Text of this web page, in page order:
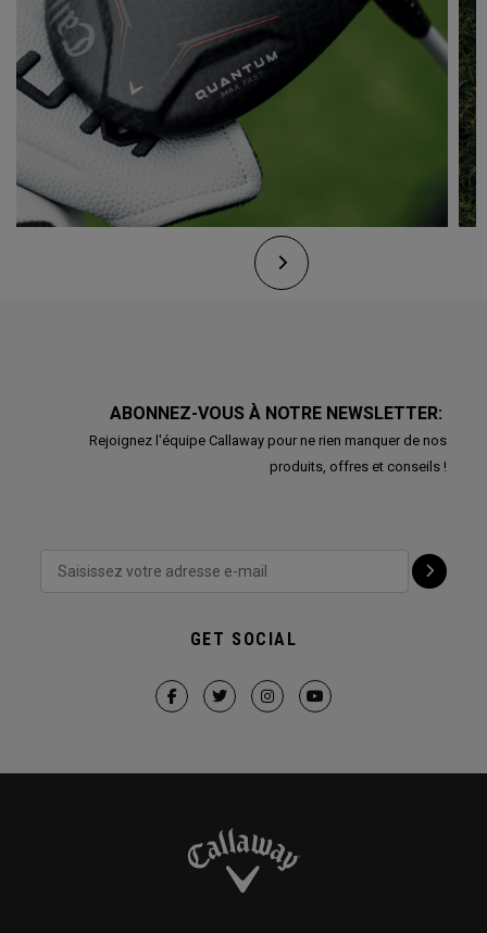
ABONNEZ-VOUS À NOTRE NEWSLETTER:
Rejoignez l'équipe Callaway pour ne rien manquer de nos
produits, offres et conseils !
GET SOCIAL